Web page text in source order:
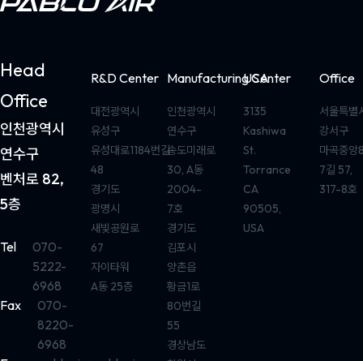
Head
Office
인천광역시
연수구
벤처로 82,
5층
Tel
070-
5222-
6968
Fax
070-
8220-
6968
R&D Center
대전광역시
유성구
유성대로1184번길
48
경기도
광명시
새빛공원로
67
자이타워
A동 25층
Manufacturing Center
인천광역시
연수구
송도미래로
30, A동
2004-
7호
경기도
김포시
양촌읍
황금1로
80번길
55
경상남도
USA
3135
Kashiwa
St.
Torrance
CA
90505,
USA
Office
서울특별
강서구
마곡중앙
7길 57,
317-8호